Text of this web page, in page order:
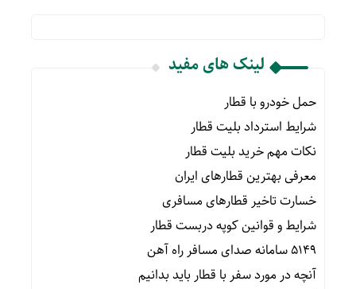
لینک های مفید
حمل خودرو با قطار
شرایط استرداد بلیت قطار
نکات مهم خرید بلیت قطار
معرفی بهترین قطارهای ایران
خسارت تاخیر قطارهای مسافری
شرایط و قوانین کوپه دربست قطار
۵۱۴۹ سامانه صدای مسافر راه آهن
آنچه در مورد سفر با قطار باید بدانیم